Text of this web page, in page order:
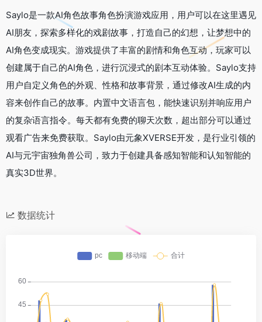
Saylo是一款AI角色故事角色扮演游戏应用，用户可以在这里遇见
AI朋友，探索多样化的戏剧故事，打造自己的幻想，让梦想中的
AI角色变成现实。游戏提供了丰富的剧情和角色互动，玩家可以
创建属于自己的AI角色，进行沉浸式的剧本互动体验。Saylo支持
用户自定义角色的外观、性格和故事背景，通过修改AI生成的内
容来创作自己的故事。内置中文语言包，能快速识别并响应用户
的复杂语言指令。每天都有免费的聊天次数，超出部分可以通过
观看广告来免费获取。Saylo由元象XVERSE开发，是行业引领的
AI与元宇宙独角兽公司，致力于创建具备感知智能和认知智能的
真实3D世界。
数据统计